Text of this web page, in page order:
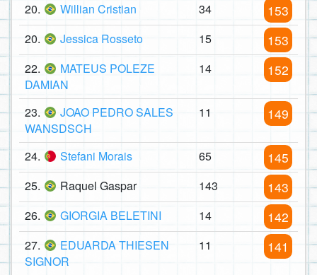
20. Willian Cristian 34 153
20. Jessica Rosseto 15 153
22.
MATEUS POLEZE
DAMIAN
14 152
23.
JOAO PEDRO SALES
WANSDSCH
11 149
24. Stefani Morais 65 145
25. Raquel Gaspar 143 143
26. GIORGIA BELETINI 14 142
27.
EDUARDA THIESEN
SIGNOR
11 141